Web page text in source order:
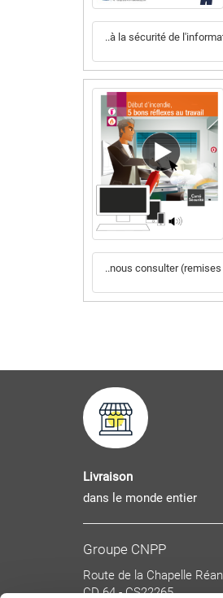
..à la sécurité de
..nous consulter
Livraison
dans le monde entier
Groupe CNPP
Route de la Chapelle
CD 64 - CS22265